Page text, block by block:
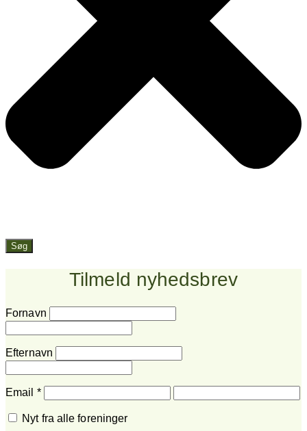
Søg
Tilmeld nyhedsbrev
Fornavn
Efternavn
Email *
Nyt fra alle foreninger